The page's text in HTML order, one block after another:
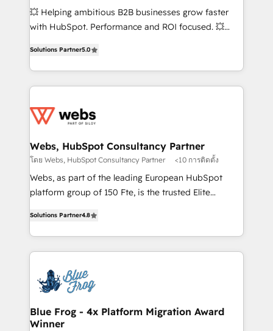
pipeline growth programs • Sales enablement tools
and CRM optimization • Retention strategies with
Execution • 750+ onboardings and 2,000+
implementations • Deep expertise across marketing,
💥 Helping ambitious B2B businesses grow faster
with HubSpot. Performance and ROI focused. 💥
to HubSpot Better. We work with your teams to
solve all your HubSpot challenges and improve user
adoption, sales process and marketing results.
the first time 🔧 Designing and optimising your
and build using HubSpot 🔌 Integrating HubSpot
with other systems 🎓 Training your teams to be
HubSpot pros 📊 Lead generation services using
HubSpot Why us? - SIX HubSpot Accreditations -
CRM, Solutions Architecture, Onboarding , Data
Migration, Custom Integration & Platform
team of 25+ experts Contact us today to help you
get more from your investment in HubSpot.
Solutions Partner5.0
Webs, HubSpot Consultancy Partner
โดย Webs, HubSpot Consultancy Partner <10 การติดตั้ง
Webs, as part of the leading European HubSpot
platform group of 150 Fte, is the trusted Elite
maximizing EBITDA and achieving Commercial
Excellence. With our targeted processes, we
strengthen your digital transformation and minimize
Implementation partner, we provide expertise to
drive your business forward. Since 2015 we are fully
dedicated to HubSpot and with an experienced
team (50+), we work with reputable companies in
Solutions Partner4.8
Blue Frog - 4x Platform Migration Award
Winner